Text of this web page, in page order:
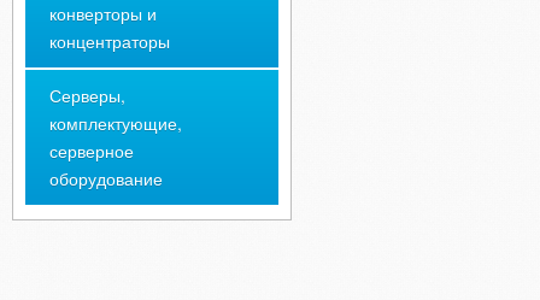
конверторы и
концентраторы
Серверы,
комплектующие,
серверное
оборудование